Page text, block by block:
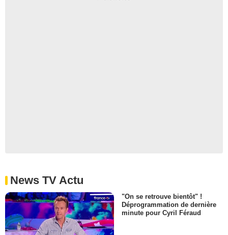
News TV Actu
"On se retrouve bientôt" !
Déprogrammation de dernière
minute pour Cyril Féraud